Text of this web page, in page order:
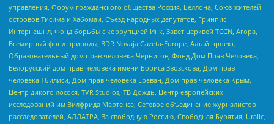
управления, Форум гражданского общества Россия, Беллона, Союз жителей
островов Тисима и Хабомаи, Съезд народных депутатов, Гринпис
Интернешнл, Фонд борьбы с коррупцией Инк, Завет церквей TCCN, Агора,
Всемирный фонд природы, BDR Novaja Gazeta-Europe, Алтай проект,
Образовательный дом прав человека Чернигов, Фонд Дом Прав Человека,
Белорусский дом прав человека имени Бориса Звозскова, Дом прав
человека Тбилиси, Дом прав человека Ереван, Дом прав человека Крым,
Центр дикого лосося, TVR Studios, ТВ Дождь, Центр европейских
исследований им Вилфрида Мартенса, Сетевое объединение журналистов
расследователей, АЛЛАТРА, За свободную Россию, Свободная Бурятия, Uralic,